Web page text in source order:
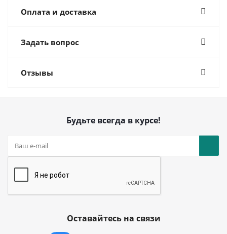
Оплата и доставка
Задать вопрос
Отзывы
Будьте всегда в курсе!
Оставайтесь на связи